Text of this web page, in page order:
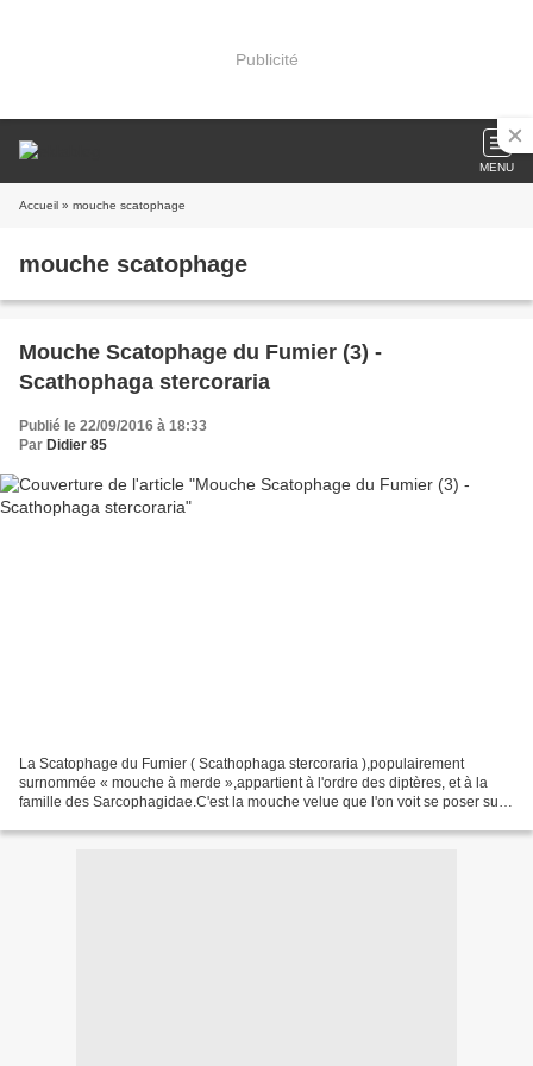
Publicité
MENU
Accueil » mouche scatophage
mouche scatophage
Mouche Scatophage du Fumier (3) -
Scathophaga stercoraria
Publié le 22/09/2016 à 18:33
Par Didier 85
La Scatophage du Fumier ( Scathophaga stercoraria ),populairement
surnommée « mouche à merde »,appartient à l'ordre des diptères, et à la
famille des Sarcophagidae.C'est la mouche velue que l'on voit se poser sur